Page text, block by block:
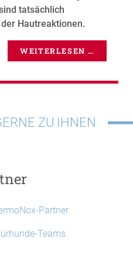
tatsächlich
Hautreaktionen.
WEITERLESEN …
ZU IHNEN
Partner
Teams